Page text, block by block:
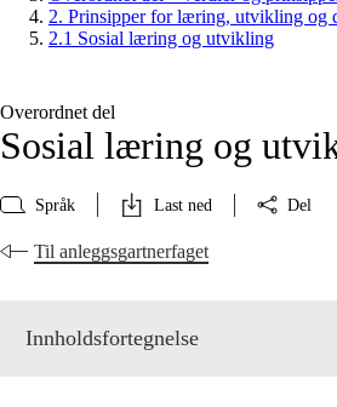
2. Prinsipper for læring, utvikling og
2.1 Sosial læring og utvikling
Overordnet del
Sosial læring og
Språk Last ned Del
Til anleggsgartnerfaget
Innholdsfortegnelse